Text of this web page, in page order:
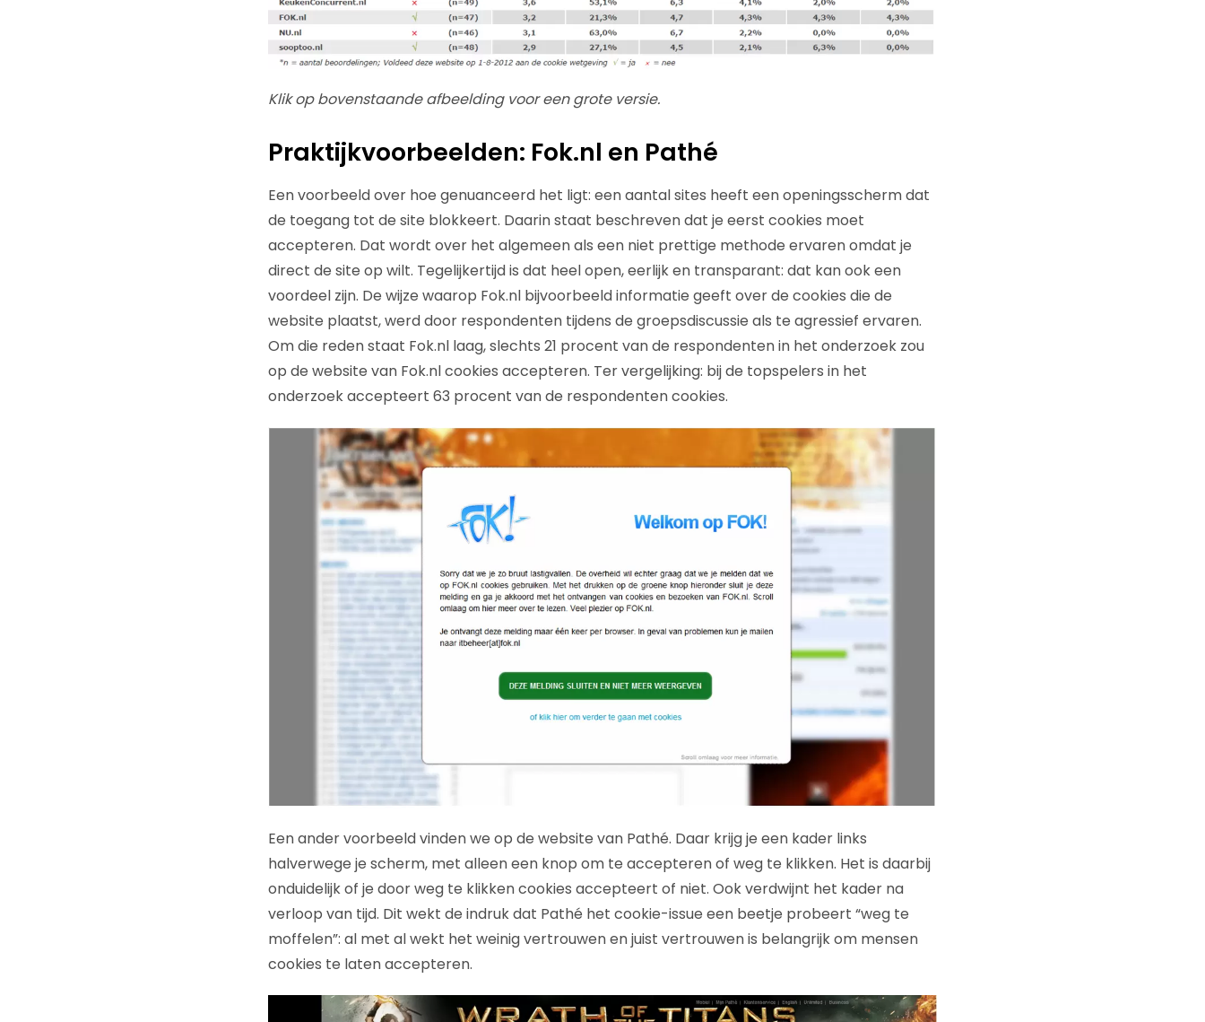
Klik op bovenstaande afbeelding voor een grote versie.
Praktijkvoorbeelden: Fok.nl en Pathé
Een voorbeeld over hoe genuanceerd het ligt: een aantal sites heeft een openingsscherm dat
de toegang tot de site blokkeert. Daarin staat beschreven dat je eerst cookies moet
accepteren. Dat wordt over het algemeen als een niet prettige methode ervaren omdat je
direct de site op wilt. Tegelijkertijd is dat heel open, eerlijk en transparant: dat kan ook een
voordeel zijn. De wijze waarop Fok.nl bijvoorbeeld informatie geeft over de cookies die de
website plaatst, werd door respondenten tijdens de groepsdiscussie als te agressief ervaren.
Om die reden staat Fok.nl laag, slechts 21 procent van de respondenten in het onderzoek zou
op de website van Fok.nl cookies accepteren. Ter vergelijking: bij de topspelers in het
onderzoek accepteert 63 procent van de respondenten cookies.
Een ander voorbeeld vinden we op de website van Pathé. Daar krijg je een kader links
halverwege je scherm, met alleen een knop om te accepteren of weg te klikken. Het is daarbij
onduidelijk of je door weg te klikken cookies accepteert of niet. Ook verdwijnt het kader na
verloop van tijd. Dit wekt de indruk dat Pathé het cookie-issue een beetje probeert “weg te
moffelen”: al met al wekt het weinig vertrouwen en juist vertrouwen is belangrijk om mensen
cookies te laten accepteren.